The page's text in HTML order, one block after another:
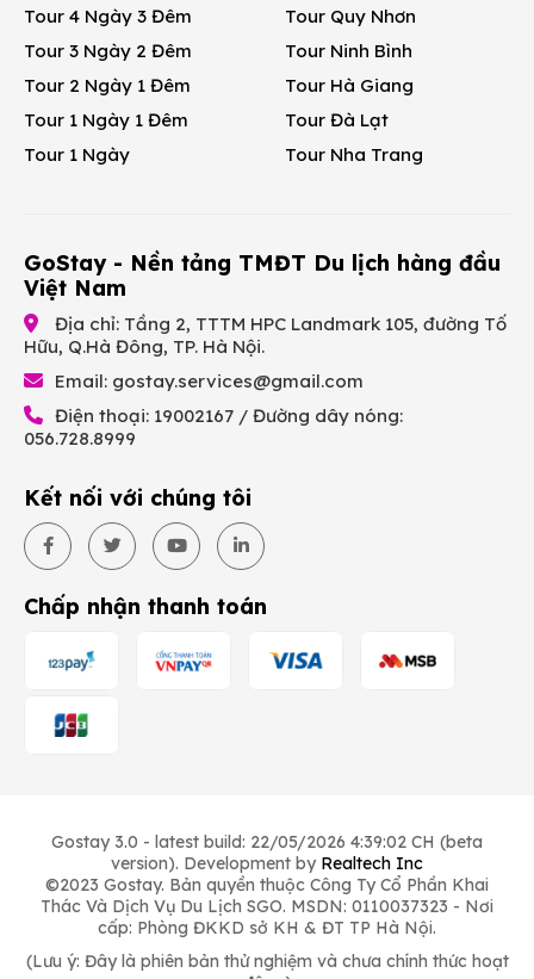
Tour 4 Ngày 3 Đêm
Tour 3 Ngày 2 Đêm
Tour 2 Ngày 1 Đêm
Tour 1 Ngày 1 Đêm
Tour 1 Ngày
Tour Quy Nhơn
Tour Ninh Bình
Tour Hà Giang
Tour Đà Lạt
Tour Nha Trang
GoStay - Nền tảng TMĐT Du lịch hàng đầu
Việt Nam
Địa chỉ: Tầng 2, TTTM HPC Landmark 105, đường Tố
Hữu, Q.Hà Đông, TP. Hà Nội.
Email: gostay.services@gmail.com
Điện thoại: 19002167 / Đường dây nóng:
056.728.8999
Kết nối với chúng tôi
Chấp nhận thanh toán
Gostay 3.0 - latest build: 22/05/2026 4:39:02 CH (beta
version). Development by Realtech Inc
©2023 Gostay. Bản quyền thuộc Công Ty Cổ Phần Khai
Thác Và Dịch Vụ Du Lịch SGO. MSDN: 0110037323 - Nơi
cấp: Phòng ĐKKD sở KH & ĐT TP Hà Nội.
(Lưu ý: Đây là phiên bản thử nghiệm và chưa chính thức hoạt